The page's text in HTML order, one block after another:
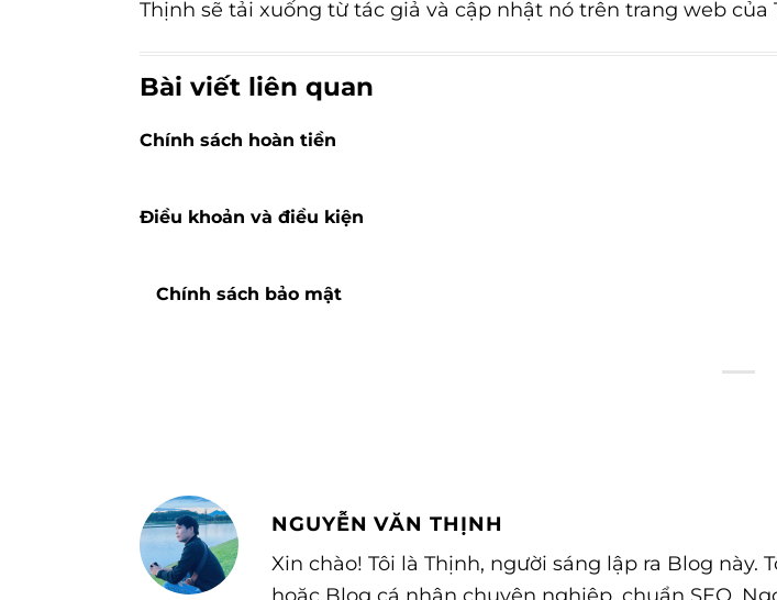
Thịnh sẽ tải xuống từ tác giả và cập nhật nó trên trang web của
Bài viết liên quan
Chính sách hoàn tiền
Điều khoản và điều kiện
Chính sách bảo mật
NGUYỄN VĂN THỊNH
Xin chào! Tôi là Thịnh, người sáng lập ra Blog
hoặc Blog cá nhân chuyên nghiệp, chuẩn SEO.